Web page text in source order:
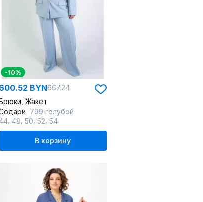
-10%
BYN667.24
Жакет
799 голубой
48 50 52 54
В корзину